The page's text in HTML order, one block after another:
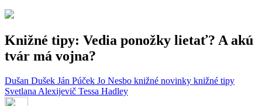
Knižné tipy: Vedia ponožky lietať? A akú
tvár má vojna?
Dušan Dušek Ján Púček Jo Nesbo knižné novinky knižné tipy
Svetlana Alexijevič Tessa Hadley